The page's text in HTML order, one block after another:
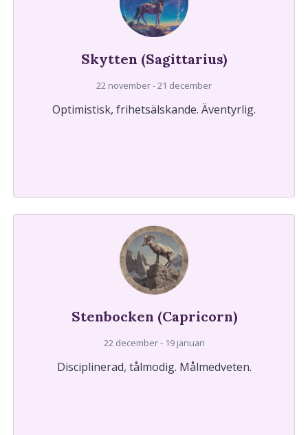
Skytten (Sagittarius)
22 november - 21 december
Optimistisk, frihetsälskande. Äventyrlig.
Stenbocken (Capricorn)
22 december - 19 januari
Disciplinerad, tålmodig. Målmedveten.